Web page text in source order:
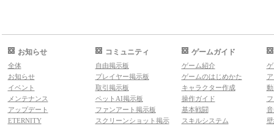
お知らせ
全体
お知らせ
イベント
メンテナンス
アップデート
ETERNITY
コミュニティ
自由掲示板
プレイヤー掲示板
取引掲示板
ペットAI掲示板
ファンアート掲示板
スクリーンショット掲示
ゲームガイド
ゲーム紹介
ゲームのはじめかた
キャラクター作成
操作ガイド
基本戦闘
スキルシステム